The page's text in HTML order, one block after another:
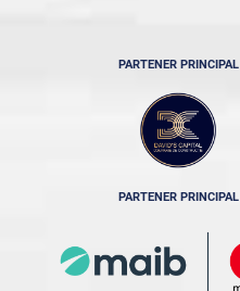
PARTENER PRINCIPAL
PARTENER PRINCIPAL